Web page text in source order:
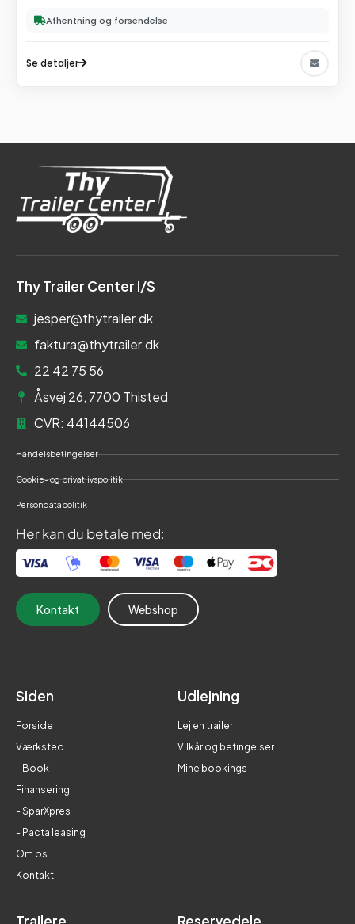
Afhentning og forsendelse
Se detaljer
Thy Trailer Center I/S
jesper@thytrailer.dk
faktura@thytrailer.dk
22 42 75 56
Åsvej 26, 7700 Thisted
CVR: 44144506
Handelsbetingelser
Cookie- og privatlivspolitik
Persondatapolitik
Her kan du betale med:
Kontakt Webshop
Siden
Forside
Værksted
- Book
Finansering
- SparXpres
- Pacta leasing
Om os
Kontakt
Udlejning
Lej en trailer
Vilkår og betingelser
Mine bookings
Trailere Reservedele